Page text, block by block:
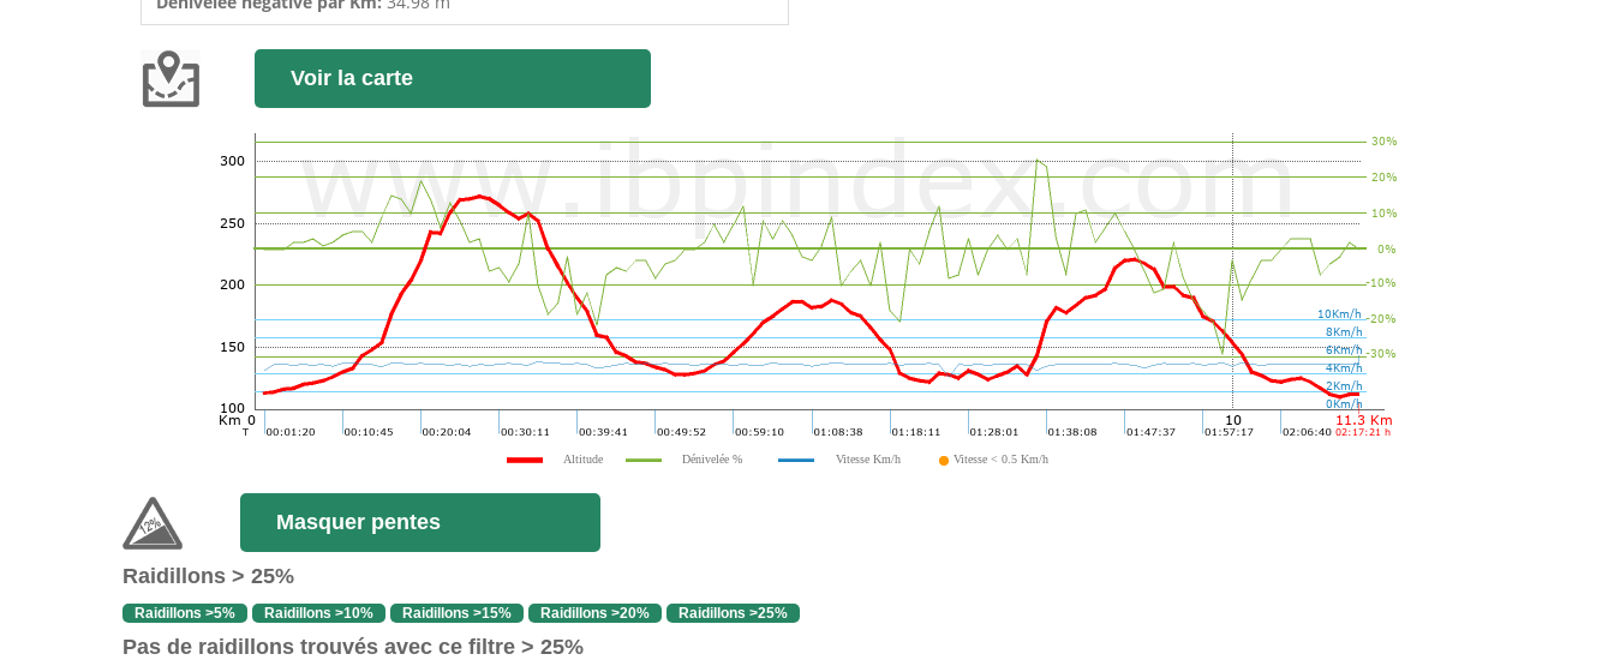
Voir la carte
Altitude Dénivelée % Vitesse Km/h Vitesse < 0.5 Km/h
Masquer pentes
Raidillons > 25%
Raidillons >5% Raidillons >10% Raidillons >15% Raidillons >20% Raidillons >25%
Pas de raidillons trouvés avec ce filtre > 25%